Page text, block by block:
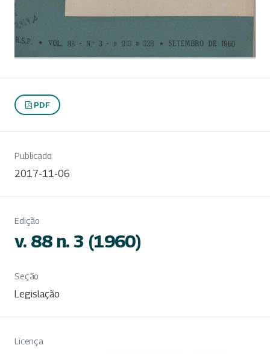
PDF
Publicado
2017-11-06
Edição
v. 88 n. 3 (1960)
Seção
Legislação
Licença